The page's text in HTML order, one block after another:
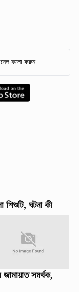
ফলো করুন
ঘটনা কী
জামায়াত সমর্থক,